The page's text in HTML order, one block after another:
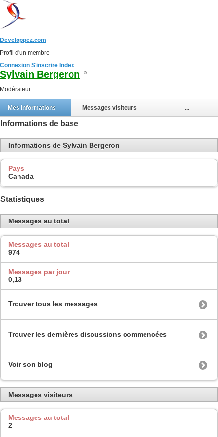
Developpez.com
Profil d'un membre
Connexion S'inscrire Index
Sylvain Bergeron
Modérateur
Mes informations Messages visiteurs ...
Informations de base
Informations de Sylvain Bergeron
Pays
Canada
Statistiques
Messages au total
Messages au total
974
Messages par jour
0,13
Trouver tous les messages
Trouver les dernières discussions commencées
Voir son blog
Messages visiteurs
Messages au total
2